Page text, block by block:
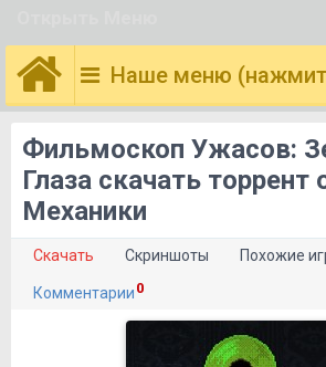
Наше меню
Фильмоскоп Ужасов:
Глаза скачать торрент
Механики
Скачать Скриншоты Похожие
Комментарии 0